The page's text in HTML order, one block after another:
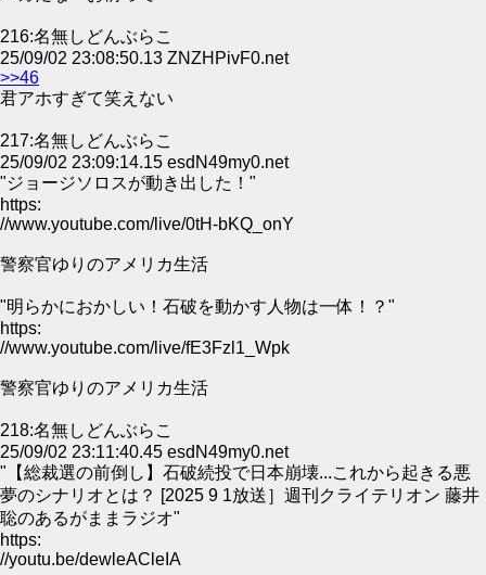
216:名無しどんぶらこ
25/09/02 23:08:50.13 ZNZHPivF0.net
>>46
君アホすぎて笑えない
217:名無しどんぶらこ
25/09/02 23:09:14.15 esdN49my0.net
"ジョージソロスが動き出した！"
https:
//www.youtube.com/live/0tH-bKQ_onY
警察官ゆりのアメリカ生活
"明らかにおかしい！石破を動かす人物は一体！？"
https:
//www.youtube.com/live/fE3Fzl1_Wpk
警察官ゆりのアメリカ生活
218:名無しどんぶらこ
25/09/02 23:11:40.45 esdN49my0.net
"【総裁選の前倒し】石破続投で日本崩壊...これから起きる悪
夢のシナリオとは？ [2025 9 1放送］週刊クライテリオン 藤井
聡のあるがままラジオ"
https:
//youtu.be/dewleACleIA